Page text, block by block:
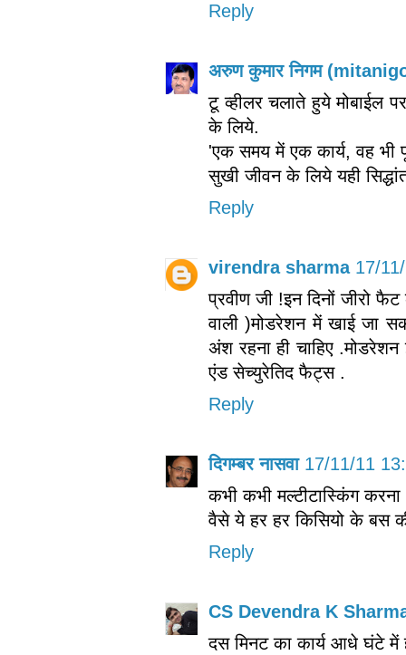
Reply
अरुण कुमार निगम
टू व्हीलर चलाते हुये मोबाईल
के लिये.
'एक समय में एक कार्य, वह भी
सुखी जीवन के लिये यही
Reply
virendra sharma 17/
प्रवीण जी !इन दिनों जीरो
वाली )मोडरेशन में खाई जा
अंश रहना ही चाहिए
एंड सेच्युरेतिद फैट्स .
Reply
दिगम्बर नासवा 17/11/11
कभी कभी मल्टीटास्किंग
वैसे ये हर हर किसियो के बस
Reply
CS Devendra K
दस मिनट का कार्य आधे घंटे में